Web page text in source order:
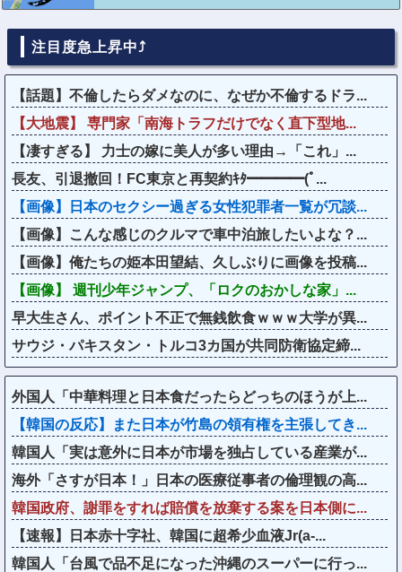
注目度急上昇中⤴
【話題】不倫したらダメなのに、なぜか不倫するドラ...
【大地震】 専門家「南海トラフだけでなく直下型地...
【凄すぎる】 力士の嫁に美人が多い理由→「これ」...
長友、引退撤回！FC東京と再契約ｷﾀ━━━━(ﾟ...
【画像】日本のセクシー過ぎる女性犯罪者一覧が冗談...
【画像】こんな感じのクルマで車中泊旅したいよな？...
【画像】俺たちの姫本田望結、久しぶりに画像を投稿...
【画像】 週刊少年ジャンプ、「ロクのおかしな家」...
早大生さん、ポイント不正で無銭飲食ｗｗｗ大学が異...
サウジ・パキスタン・トルコ3カ国が共同防衛協定締...
外国人「中華料理と日本食だったらどっちのほうが上...
【韓国の反応】また日本が竹島の領有権を主張してき...
韓国人「実は意外に日本が市場を独占している産業が...
海外「さすが日本！」日本の医療従事者の倫理観の高...
韓国政府、謝罪をすれば賠償を放棄する案を日本側に...
【速報】日本赤十字社、韓国に超希少血液Jr(a-...
韓国人「台風で品不足になった沖縄のスーパーに行っ...